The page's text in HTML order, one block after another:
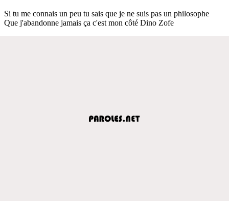
Si tu me connais un peu tu sais que je ne suis pas un philosophe
Que j'abandonne jamais ça c'est mon côté Dino Zofe